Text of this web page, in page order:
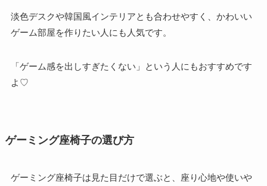
淡色デスクや韓国風インテリアとも合わせやすく、かわいい
ゲーム部屋を作りたい人にも人気です。
「ゲーム感を出しすぎたくない」という人にもおすすめです
よ♡
ゲーミング座椅子の選び方
ゲーミング座椅子は見た目だけで選ぶと、座り心地や使いや